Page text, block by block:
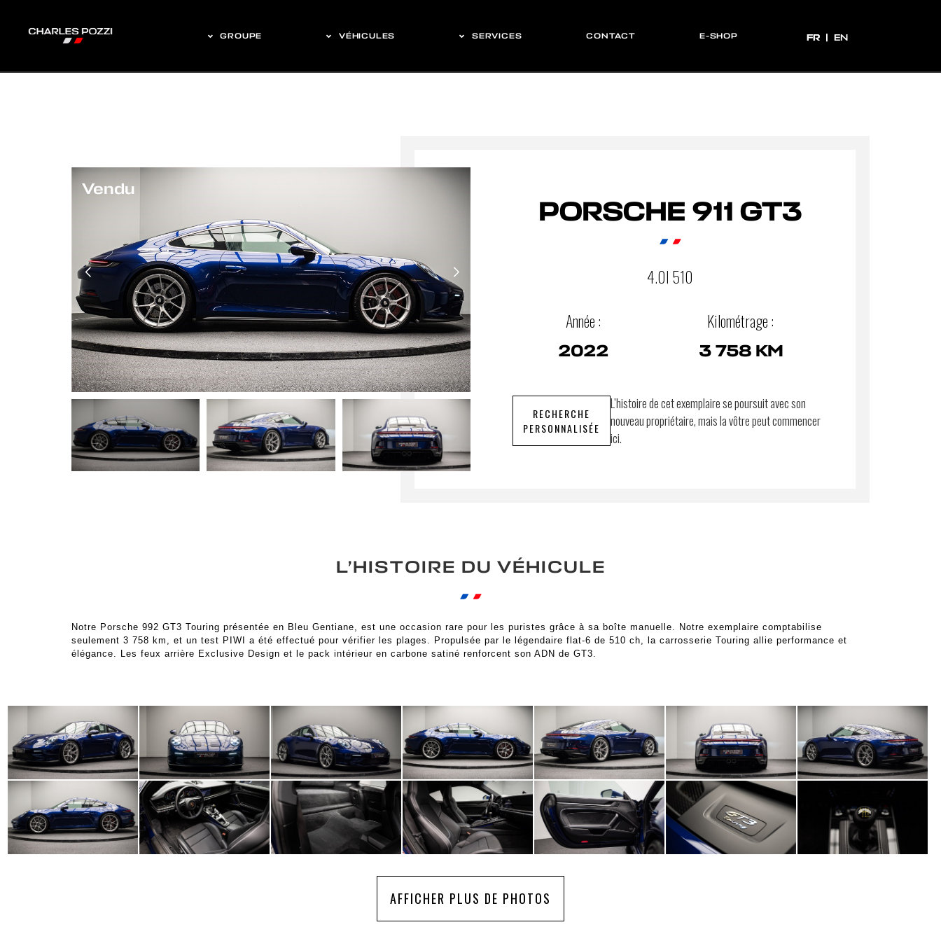
GROUPE VÉHICULES SERVICES CONTACT E-SHOP FR
FR EN
Vendu
PORSCHE 911 GT3
4.0I 510
Année :
2022
Kilométrage :
3 758 KM
RECHERCHE
PERSONNALISÉE
L’histoire de cet exemplaire se poursuit avec son
nouveau propriétaire, mais la vôtre peut commencer
ici.
L’HISTOIRE DU VÉHICULE
Notre Porsche 992 GT3 Touring présentée en Bleu Gentiane, est une occasion rare pour les puristes grâce à sa boîte manuelle. Notre exemplaire comptabilise
seulement 3 758 km, et un test PIWI a été effectué pour vérifier les plages. Propulsée par le légendaire flat-6 de 510 ch, la carrosserie Touring allie performance et
élégance. Les feux arrière Exclusive Design et le pack intérieur en carbone satiné renforcent son ADN de GT3.
AFFICHER PLUS DE PHOTOS